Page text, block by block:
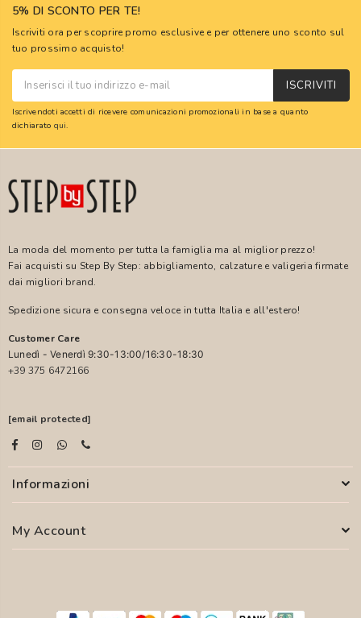
5% DI SCONTO PER TE!
Iscriviti ora per scoprire promo esclusive e per ottenere uno sconto sul
tuo prossimo acquisto!
ISCRIVITI
Iscrivendoti accetti di ricevere comunicazioni promozionali in base a quanto
dichiarato qui.
La moda del momento per tutta la famiglia ma al miglior prezzo!
Fai acquisti su Step By Step: abbigliamento, calzature e valigeria firmate
dai migliori brand.
Spedizione sicura e consegna veloce in tutta Italia e all'estero!
Customer Care
Lunedì - Venerdì 9:30-13:00/16:30-18:30
+39 375 6472166
[email protected]
Informazioni
My Account